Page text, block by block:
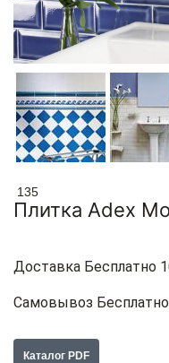
135
Плитка Adex
Доставка Бесплатно
Самовывоз
Каталог PDF